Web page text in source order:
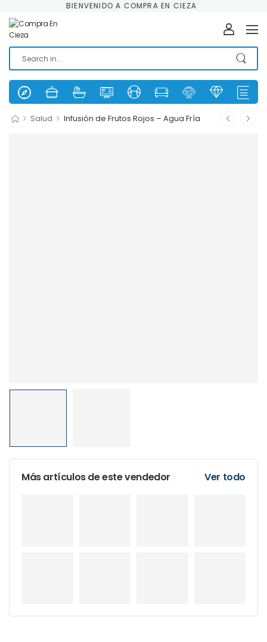
BIENVENIDO A COMPRA EN CIEZA
> Salud > Infusión de Frutos Rojos – Agua Fría
Más artículos de este vendedor Ver todo